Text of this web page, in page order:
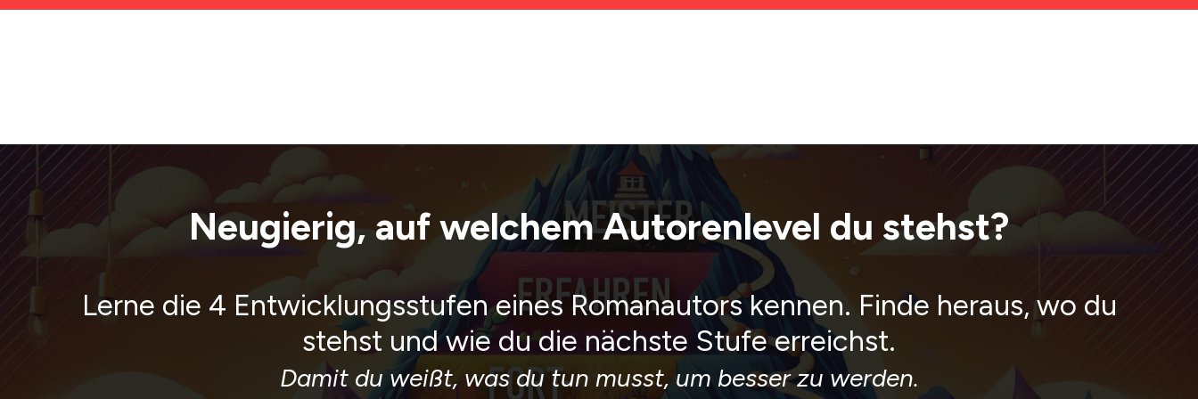
Neugierig, auf welchem Autorenlevel du stehst?
Lerne die 4 Entwicklungsstufen eines Romanautors kennen. Finde heraus, wo du
stehst und wie du die nächste Stufe erreichst.
Damit du weißt, was du tun musst, um besser zu werden.